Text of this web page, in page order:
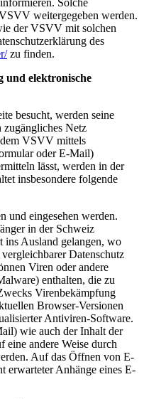
weitergegeben werden.
der VSVV mit solchen
des
zu finden.
und elektronische
besucht, werden seine
zugängliches Netz
VSVV mittels
oder E-Mail)
lässt, werden in der
insbesondere folgende
und eingesehen werden.
in der Schweiz
ins Ausland gelangen, wo
Datenschutz
Viren oder andere
enthalten, die zu
Virenbekämpfung
Browser-Versionen
Antiviren-Software.
wie auch der Inhalt der
eine andere Weise durch
Auf das Öffnen von E-
erwarteter Anhänge eines E-